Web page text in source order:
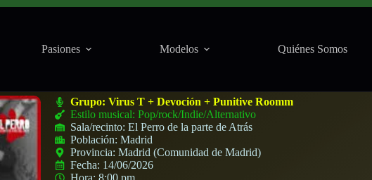
Pasiones Modelos Quiénes Somos
Grupo:Virus T + Devoción + Punitive Roomm
Estilo musical: Pop/rock/Indie/Alternativo
Sala/recinto:El Perro de la parte de Atrás
Población:Madrid
Provincia:Madrid (Comunidad de Madrid)
Fecha: 14/06/2026
Hora:8:00 pm